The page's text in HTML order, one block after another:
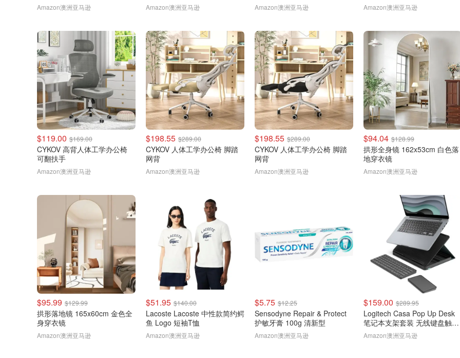
Amazon澳洲亚马逊 Amazon澳洲亚马逊 Amazon澳洲亚马逊 Amazon澳洲亚马逊
$119.00 $169.00
CYKOV 高背人体工学办公椅
可翻扶手
Amazon澳洲亚马逊
$198.55 $289.00
CYKOV 人体工学办公椅 脚踏
网背
Amazon澳洲亚马逊
$198.55 $289.00
CYKOV 人体工学办公椅 脚踏
网背
Amazon澳洲亚马逊
$94.04 $128.99
拱形全身镜 162x53cm 白色落
地穿衣镜
Amazon澳洲亚马逊
$95.99 $129.99
拱形落地镜 165x60cm 金色全
身穿衣镜
Amazon澳洲亚马逊
$51.95 $140.00
Lacoste Lacoste 中性款简约鳄
鱼 Logo 短袖T恤
Amazon澳洲亚马逊
$5.75 $12.25
Sensodyne Repair & Protect
护敏牙膏 100g 清新型
Amazon澳洲亚马逊
$159.00 $289.95
Logitech Casa Pop Up Desk
笔记本支架套装 无线键盘触控
板
Amazon澳洲亚马逊